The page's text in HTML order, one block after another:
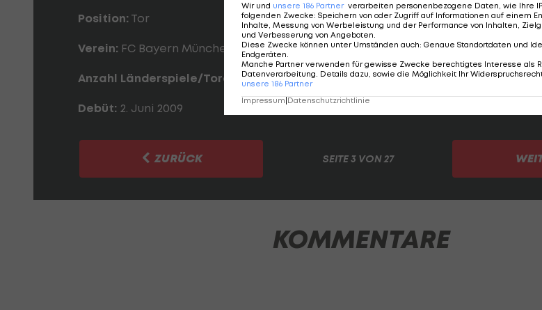
Position: Tor
Verein: FC Bayern München
Anzahl Länderspiele/Tore: 117/0
Debüt: 2. Juni 2009
ZURÜCK SEITE3 VON 27
KOMMENTARE
Wir und unsere 186 Partner verarbeiten personenbezogene Daten, wie Ihre
folgenden Zwecke: Speichern von oder Zugriff auf Informationen auf einem
Inhalte, Messung von Werbeleistung und der Performance von Inhalten,
und Verbesserung von Angeboten.
Diese Zwecke können unter Umständen auch: Genaue Standortdaten und
Endgeräten.
Manche Partner verwenden für gewisse Zwecke berechtigtes Interesse als
Datenverarbeitung. Details dazu, sowie die Möglichkeit Ihr
unsere 186 Partner
Impressum Datenschutzrichtlinie